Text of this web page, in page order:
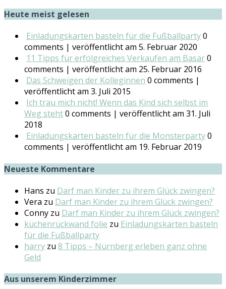
Heute meist gelesen
Einladungskarten basteln für die Fußballparty0
comments | veröffentlicht am 5. Februar 2020
11 Tipps für erfolgreiches Verkaufen am Basar0
comments | veröffentlicht am 25. Februar 2016
Das Schweigen der Kolleginnen 0 comments |
veröffentlicht am 3. Juli 2015
Ich trau mich nicht! Wenn das Kind sich selbst im
Weg steht0 comments | veröffentlicht am 31. Juli
2018
Einladungskarten basteln für die Monsterparty0
comments | veröffentlicht am 19. Februar 2019
Neueste Kommentare
Hans zu Darf man Kinder zu ihrem Glück zwingen?
Vera zu Darf man Kinder zu ihrem Glück zwingen?
Conny zu Darf man Kinder zu ihrem Glück zwingen?
küchenrückwand folie zu Einladungskarten basteln
für die Fußballparty
harry zu 8 Tipps – Nürnberg erleben ganz ohne
Geld
Aus unserem Kinderzimmer